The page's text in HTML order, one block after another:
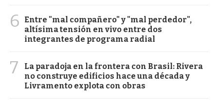
6
Entre "mal compañero" y "mal perdedor",
altísima tensión en vivo entre dos
integrantes de programa radial
7
La paradoja en la frontera con Brasil: Rivera
no construye edificios hace una década y
Livramento explota con obras